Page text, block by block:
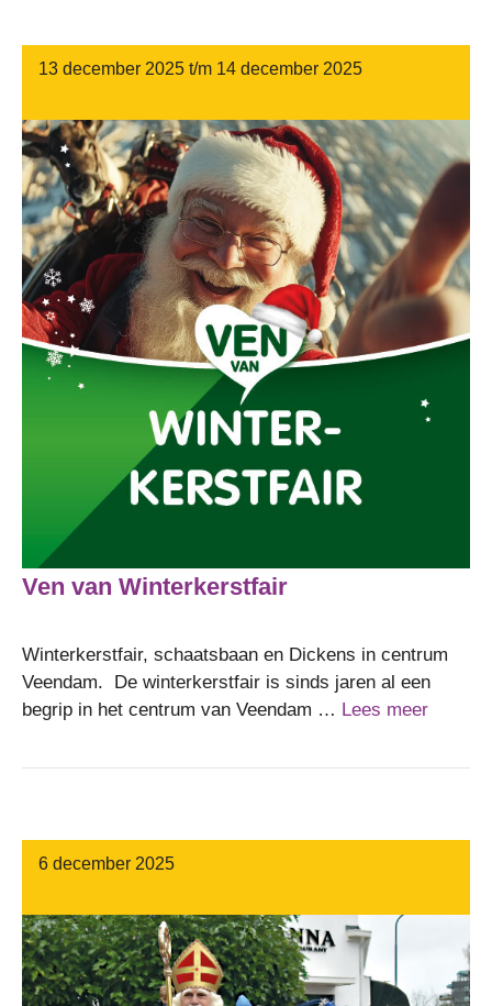
13 december 2025 t/m 14 december 2025
Ven van Winterkerstfair
Winterkerstfair, schaatsbaan en Dickens in centrum
Veendam. De winterkerstfair is sinds jaren al een
begrip in het centrum van Veendam … Lees meer
6 december 2025